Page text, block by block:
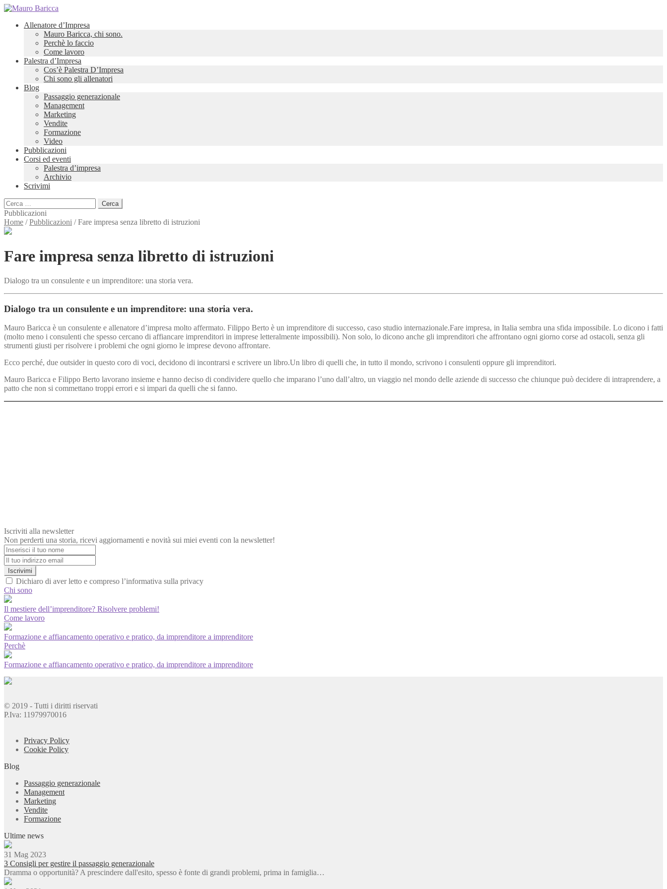
Allenatore d’Impresa
Mauro Baricca, chi sono.
Perchè lo faccio
Come lavoro
Palestra d’Impresa
Cos’è Palestra D’Impresa
Chi sono gli allenatori
Blog
Passaggio generazionale
Management
Marketing
Vendite
Formazione
Video
Pubblicazioni
Corsi ed eventi
Palestra d’impresa
Archivio
Scrivimi
Ricerca
per:
Pubblicazioni
Home /Pubblicazioni /Fare impresa senza libretto di istruzioni
Fare impresa senza libretto di istruzioni
Dialogo tra un consulente e un imprenditore: una storia vera.
Dialogo tra un consulente e un imprenditore: una storia vera.
Mauro Baricca è un consulente e allenatore d’impresa molto affermato. Filippo Berto è un imprenditore di successo, caso studio internazionale.Fare impresa, in Italia sembra una sfida impossibile. Lo dicono i fatti
(molto meno i consulenti che spesso cercano di affiancare imprenditori in imprese letteralmente impossibili). Non solo, lo dicono anche gli imprenditori che affrontano ogni giorno corse ad ostacoli, senza gli
strumenti giusti per risolvere i problemi che ogni giorno le imprese devono affrontare.
Ecco perché, due outsider in questo coro di voci, decidono di incontrarsi e scrivere un libro.Un libro di quelli che, in tutto il mondo, scrivono i consulenti oppure gli imprenditori.
Mauro Baricca e Filippo Berto lavorano insieme e hanno deciso di condividere quello che imparano l’uno dall’altro, un viaggio nel mondo delle aziende di successo che chiunque può decidere di intraprendere, a
patto che non si commettano troppi errori e si impari da quelli che si fanno.
Iscriviti alla newsletter
Non perderti una storia, ricevi aggiornamenti e novità sui miei eventi con la newsletter!
Iscrivimi
Dichiaro di aver letto e compreso l’informativa sulla privacy
Chi sono
Il mestiere dell’imprenditore? Risolvere problemi!
Come lavoro
Formazione e affiancamento operativo e pratico, da imprenditore a imprenditore
Perchè
Formazione e affiancamento operativo e pratico, da imprenditore a imprenditore
© 2019 - Tutti i diritti riservati
P.Iva: 11979970016
Privacy Policy
Cookie Policy
Blog
Passaggio generazionale
Management
Marketing
Vendite
Formazione
Ultime news
31 Mag 2023
3 Consigli per gestire il passaggio generazionale
Dramma o opportunità? A prescindere dall'esito, spesso è fonte di grandi problemi, prima in famiglia…